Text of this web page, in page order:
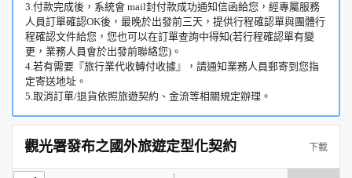
3.付款完成後，系統會 mail封付款成功通知信函給您，經專屬服務
人員訂單確認OK後，最晚於出發前三天，提供行程確認單與團體行
程確認文件給您，您也可以在訂單查詢中得知(若行程確認單有變
更，業務人員會於出發前聯絡您)。
4.若有需要『旅行業代收轉付收據』，請通知業務人員郵寄到您指
定寄送地址。
5.取消訂單/退貨依照旅遊契約、金流等相關規定辦理。
觀光署發布之國外旅遊定型化契約 下載